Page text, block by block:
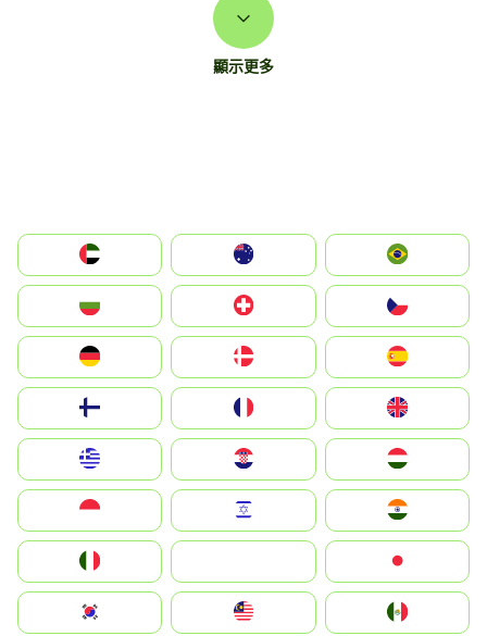
顯示更多
الإمارات العربية المتحدة
Switzerland
Deutschland
United Kingdom
Magyarország
South Korea